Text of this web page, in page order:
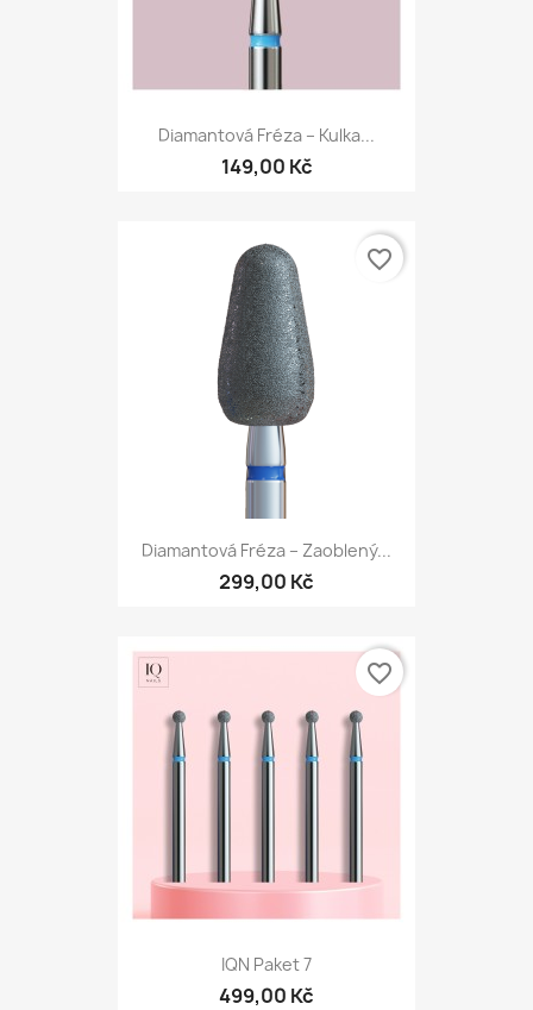
Diamantová Fréza – Kulka...
149,00 Kč
Diamantová Fréza – Zaoblený...
299,00 Kč
favorite_border
IQN Paket 7
499,00 Kč
favorite_border